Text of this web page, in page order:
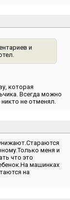
и
которая
Всегда можно
не отменял.
меня и
что это
машинках
на